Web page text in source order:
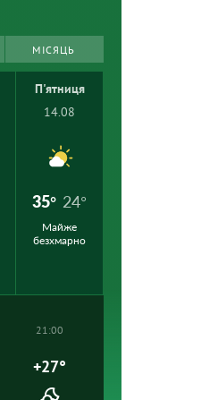
МІСЯЦЬ
П'ятниця
14.08
35° 24°
Майже
безхмарно
21:00
+27°